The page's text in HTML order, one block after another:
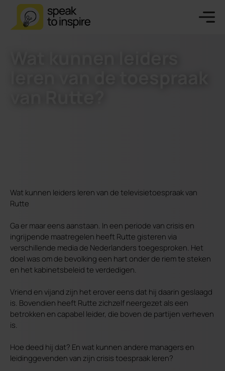
Wat kunnen leiders leren van de televisietoespraak van
Rutte
Ga er maar eens aanstaan. In een periode van crisis en
ingrijpende maatregelen heeft Rutte gisteren via
verschillende media de Nederlanders toegesproken. Het
doel was om de bevolking een hart onder de riem te steken
en het kabinetsbeleid te verdedigen.
Vriend en vijand zijn het erover eens dat hij daarin geslaagd
is. Bovendien heeft Rutte zichzelf neergezet als een
betrokken en capabel leider, die boven de partijen verheven
is.
Hoe deed hij dat? En wat kunnen andere managers en
leidinggevenden van zijn crisis toespraak leren?